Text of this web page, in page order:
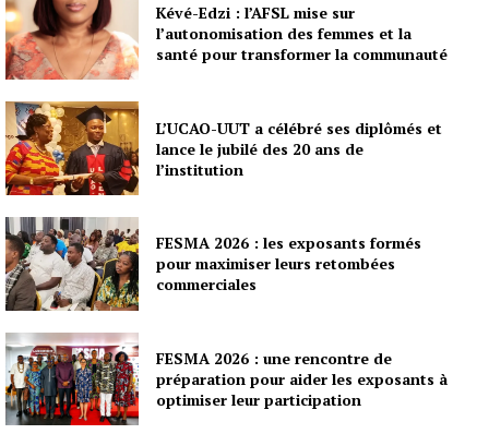
Kévé-Edzi : l’AFSL mise sur
l’autonomisation des femmes et la
santé pour transformer la communauté
L’UCAO-UUT a célébré ses diplômés et
lance le jubilé des 20 ans de
l’institution
FESMA 2026 : les exposants formés
pour maximiser leurs retombées
commerciales
FESMA 2026 : une rencontre de
préparation pour aider les exposants à
optimiser leur participation